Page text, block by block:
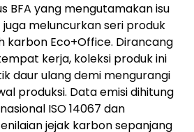
BFA yang mengutamakan isu
meluncurkan seri produk
karbon Eco+Office. Dirancang
kerja, koleksi produk ini
daur ulang demi mengurangi
produksi. Data emisi dihitung
ISO 14067 dan
jejak karbon sepanjang